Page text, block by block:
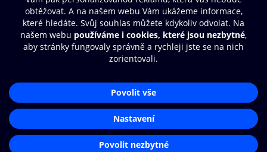
Další zábava
© O2 Czech Republic a.s.
Přístupnost
Zásady zpracování osobních údajů
Nastavení cookies
Aplikace O2 Knihovna
Čti a poslouchej své e-knihy a
audioknihy rychleji a pohodlněji.